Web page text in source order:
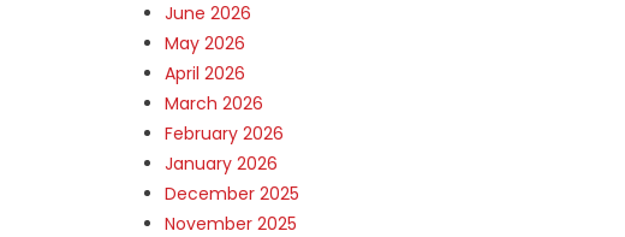
June 2026
May 2026
April 2026
March 2026
February 2026
January 2026
December 2025
November 2025